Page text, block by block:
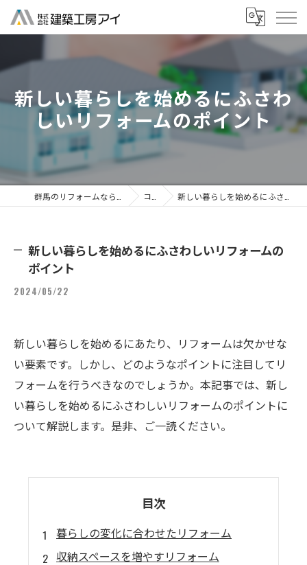
新しい暮らしを始めるにふさわ
しいリフォームのポイント
コラム 新しい暮らしを始めるにふさわしいリフォームのポイント
新しい暮らしを始めるにふさわしいリフォームの
ポイント
2024/05/22
新しい暮らしを始めるにあたり、リフォームは欠かせな
い要素です。しかし、どのようなポイントに注目してリ
フォームを行うべきなのでしょうか。本記事では、新し
い暮らしを始めるにふさわしいリフォームのポイントに
ついて解説します。是非、ご一読ください。
目次
暮らしの変化に合わせたリフォーム
収納スペースを増やすリフォーム